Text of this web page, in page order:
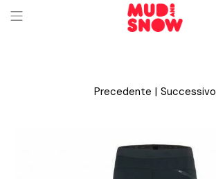
Precedente | Successivo